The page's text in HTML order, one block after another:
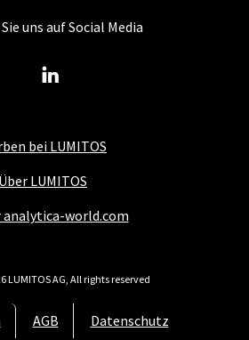
bei LUMITOS
Über LUMITOS
analytica-world.com
AGB Datenschutz
uns auf Social Media
LUMITOS AG, All rights reserved